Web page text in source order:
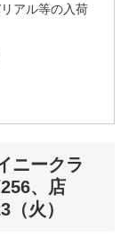
アル等の入荷
ニークラ
、店
火）